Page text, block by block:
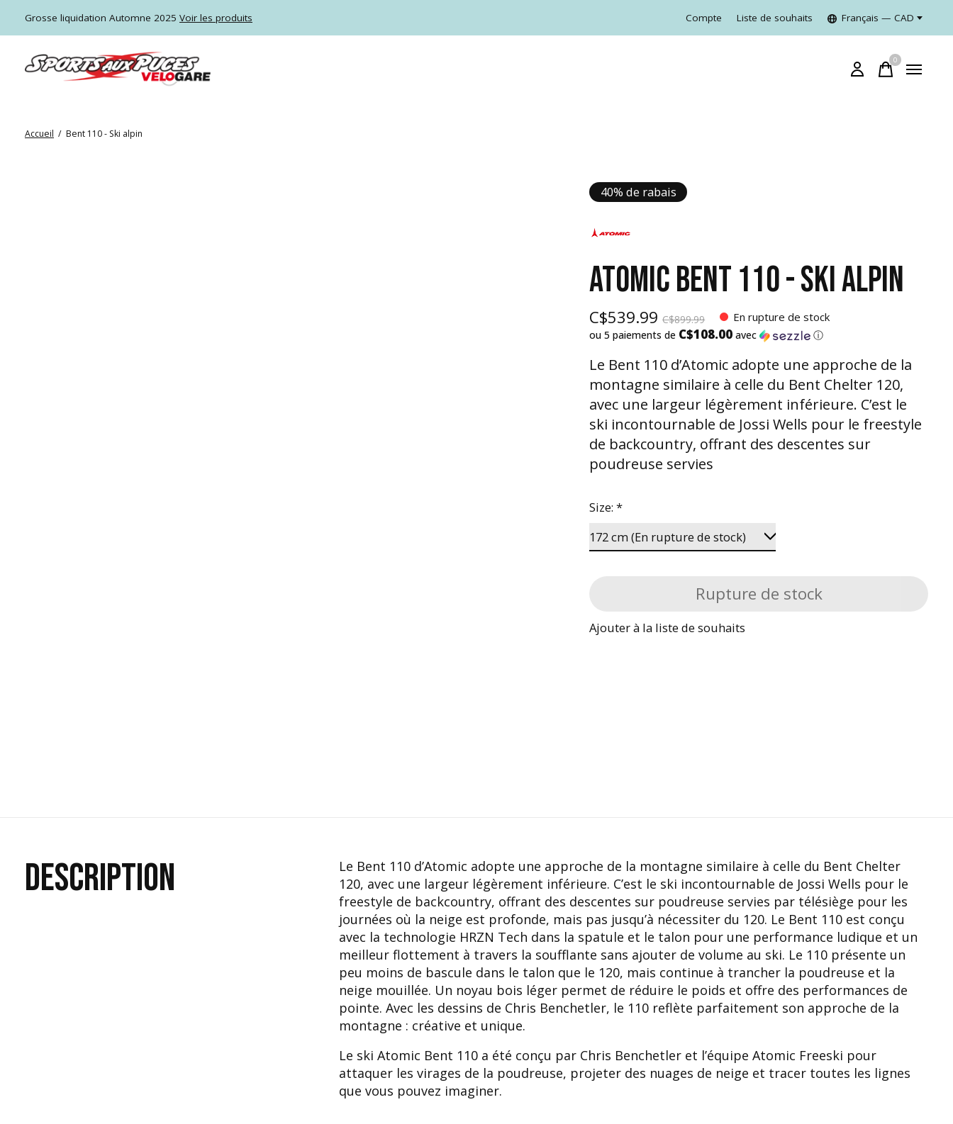
Grosse liquidation Automne 2025 Voir les produits Compte Liste de souhaits Français — CAD
0items
Accueil / Bent 110 - Ski alpin
40% de rabais
ATOMIC BENT 110 - SKI ALPIN
C$539.99 C$899.99 En rupture de stock
ou 5 paiements de C$108.00 avec ⓘ
Le Bent 110 d’Atomic adopte une approche de la
montagne similaire à celle du Bent Chelter 120,
avec une largeur légèrement inférieure. C’est le
ski incontournable de Jossi Wells pour le freestyle
de backcountry, offrant des descentes sur
poudreuse servies
Size:*
Rupture de stock
Ajouter à la liste de souhaits
DESCRIPTION
Le Bent 110 d’Atomic adopte une approche de la montagne similaire à celle du Bent Chelter
120, avec une largeur légèrement inférieure. C’est le ski incontournable de Jossi Wells pour le
freestyle de backcountry, offrant des descentes sur poudreuse servies par télésiège pour les
journées où la neige est profonde, mais pas jusqu’à nécessiter du 120. Le Bent 110 est conçu
avec la technologie HRZN Tech dans la spatule et le talon pour une performance ludique et un
meilleur flottement à travers la soufflante sans ajouter de volume au ski. Le 110 présente un
peu moins de bascule dans le talon que le 120, mais continue à trancher la poudreuse et la
neige mouillée. Un noyau bois léger permet de réduire le poids et offre des performances de
pointe. Avec les dessins de Chris Benchetler, le 110 reflète parfaitement son approche de la
montagne : créative et unique.
Le ski Atomic Bent 110 a été conçu par Chris Benchetler et l’équipe Atomic Freeski pour
attaquer les virages de la poudreuse, projeter des nuages de neige et tracer toutes les lignes
que vous pouvez imaginer.